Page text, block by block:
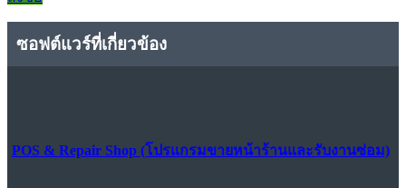
ซอฟต์แวร์ที่เกี่ยวข้อง
POS & Repair Shop (โปรแกรมขายหน้าร้านและรับงานซ่อม)